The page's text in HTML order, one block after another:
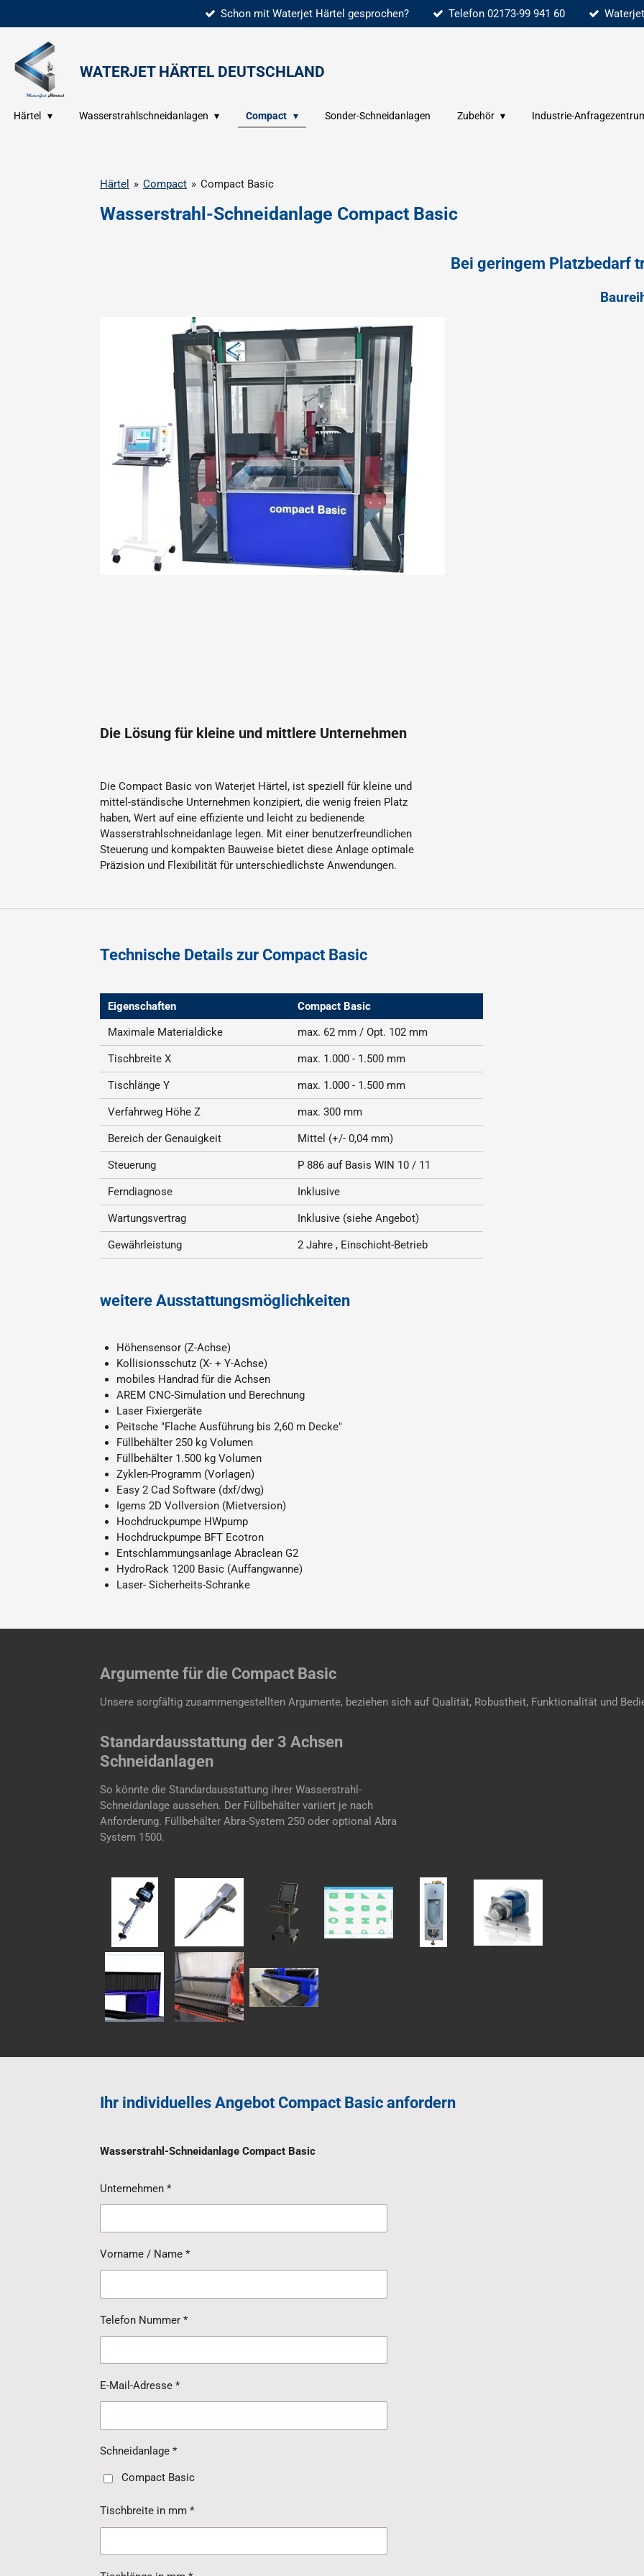
Hauptinhalt
springen
Schon mit Waterjet Härtel gesprochen? Telefon 02173-99 941 60
WATERJET HÄRTEL DEUTSCHLAND
Härtel Wasserstrahlschneidanlagen Compact Sonder-Schneidanlagen Zubehör Industrie-
Härtel » Compact » Compact Basic
Wasserstrahl-Schneidanlage Compact Basic
Bei geringem Platzbedarf
Die Lösung für kleine und mittlere Unternehmen
Die Compact Basic von Waterjet Härtel, ist speziell für kleine und
mittel-ständische Unternehmen konzipiert, die wenig freien Platz
haben, Wert auf eine effiziente und leicht zu bedienende
Wasserstrahlschneidanlage legen. Mit einer benutzerfreundlichen
Steuerung und kompakten Bauweise bietet diese Anlage optimale
Präzision und Flexibilität für unterschiedlichste Anwendungen.
Technische Details zur Compact Basic
Eigenschaften
Compact Basic
Maximale Materialdicke
max. 62 mm / Opt. 102 mm
Tischbreite X max. 1.000 - 1.500 mm
Tischlänge Y max. 1.000 - 1.500 mm
Verfahrweg Höhe Z max. 300 mm
Bereich der Genauigkeit Mittel (+/- 0,04 mm)
Steuerung P 886 auf Basis WIN 10 / 11
Ferndiagnose Inklusive
Wartungsvertrag Inklusive (siehe Angebot)
Gewährleistung 2 Jahre , Einschicht-Betrieb
weitere Ausstattungsmöglichkeiten
Höhensensor (Z-Achse)
Kollisionsschutz (X- + Y-Achse)
mobiles Handrad für die Achsen
AREM CNC-Simulation und Berechnung
Laser Fixiergeräte
Peitsche "Flache Ausführung bis 2,60 m Decke"
Füllbehälter 250 kg Volumen
Füllbehälter 1.500 kg Volumen
Zyklen-Programm (Vorlagen)
Easy 2 Cad Software (dxf/dwg)
Igems 2D Vollversion (Mietversion)
Hochdruckpumpe HWpump
Hochdruckpumpe BFT Ecotron
Entschlammungsanlage Abraclean G2
HydroRack 1200 Basic (Auffangwanne)
Laser- Sicherheits-Schranke
Argumente für die Compact Basic
Unsere sorgfältig zusammengestellten Argumente, beziehen sich auf Qualität, Robustheit, Funktionalität und
Standardausstattung der 3 Achsen
Schneidanlagen
So könnte die Standardausstattung ihrer Wasserstrahl-
Schneidanlage aussehen. Der Füllbehälter variiert je nach
Anforderung. Füllbehälter Abra-System 250 oder optional Abra
System 1500.
Ihr individuelles Angebot Compact Basic anfordern
Wasserstrahl-Schneidanlage Compact Basic
Unternehmen *
Vorname / Name *
Telefon Nummer *
E-Mail-Adresse *
Schneidanlage *
Compact Basic
Tischbreite in mm *